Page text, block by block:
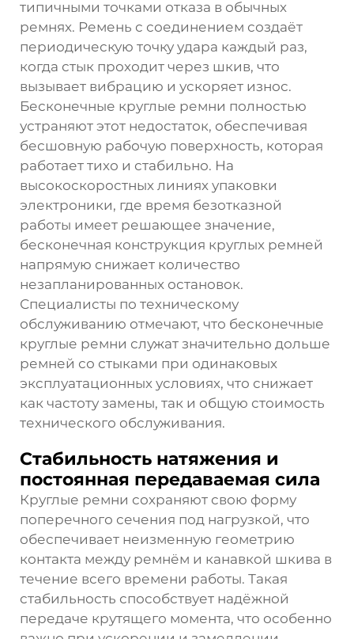
типичными точками отказа в обычных
ремнях. Ремень с соединением создаёт
периодическую точку удара каждый раз,
когда стык проходит через шкив, что
вызывает вибрацию и ускоряет износ.
Бесконечные круглые ремни полностью
устраняют этот недостаток, обеспечивая
бесшовную рабочую поверхность, которая
работает тихо и стабильно. На
высокоскоростных линиях упаковки
электроники, где время безотказной
работы имеет решающее значение,
бесконечная конструкция круглых ремней
напрямую снижает количество
незапланированных остановок.
Специалисты по техническому
обслуживанию отмечают, что бесконечные
круглые ремни служат значительно дольше
ремней со стыками при одинаковых
эксплуатационных условиях, что снижает
как частоту замены, так и общую стоимость
технического обслуживания.
Стабильность натяжения и
постоянная передаваемая сила
Круглые ремни сохраняют свою форму
поперечного сечения под нагрузкой, что
обеспечивает неизменную геометрию
контакта между ремнём и канавкой шкива в
течение всего времени работы. Такая
стабильность способствует надёжной
передаче крутящего момента, что особенно